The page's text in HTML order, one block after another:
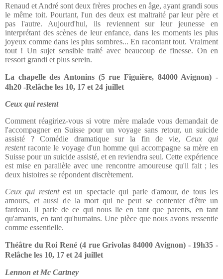
Renaud et André sont deux frères proches en âge, ayant grandi sous
le même toit. Pourtant, l'un des deux est maltraité par leur père et
pas l'autre. Aujourd'hui, ils reviennent sur leur jeunesse en
interprétant des scènes de leur enfance, dans les moments les plus
joyeux comme dans les plus sombres... En racontant tout. Vraiment
tout ! Un sujet sensible traité avec beaucoup de finesse. On en
ressort grandi et plus serein.
La chapelle des Antonins (5 rue Figuière, 84000 Avignon) -
4h20 -Relâche les 10, 17 et 24 juillet
Ceux qui restent
Comment réagiriez-vous si votre mère malade vous demandait de
l'accompagner en Suisse pour un voyage sans retour, un suicide
assisté ? Comédie dramatique sur la fin de vie,
Ceux qui
restentraconte le voyage d'un homme qui accompagne sa mère en
Suisse pour un suicide assisté, et en reviendra seul. Cette expérience
est mise en parallèle avec une rencontre amoureuse qu'il fait ; les
deux histoires se répondent discrètement.
Ceux qui restent est un spectacle qui parle d'amour, de tous les
amours, et aussi de la mort qui ne peut se contenter d'être un
fardeau. Il parle de ce qui nous lie en tant que parents, en tant
qu'amants, en tant qu'humains. Une pièce que nous avons ressentie
comme essentielle.
Théâtre du Roi René (4 rue Grivolas 84000 Avignon) - 19h35 -
Relâche les 10, 17 et 24 juillet
Lennon et Mc Cartney